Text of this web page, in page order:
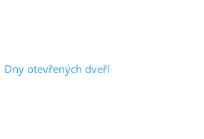
Dny otevřených dveří